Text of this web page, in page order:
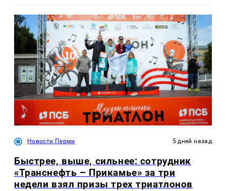
Новости Перми 5 дней назад
Быстрее, выше, сильнее: сотрудник
«Транснефть – Прикамье» за три
недели взял призы трех триатлонов